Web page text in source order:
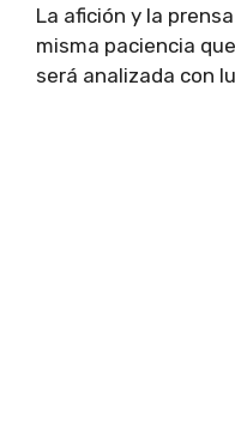
La afición y la
misma paciencia
será analizada con